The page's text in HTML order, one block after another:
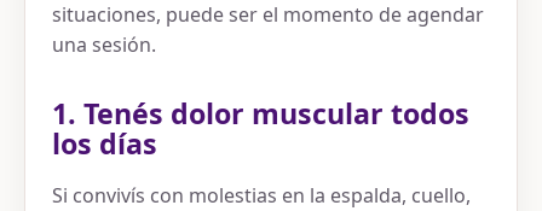
situaciones, puede ser el momento de agendar
una sesión.
1. Tenés dolor muscular todos
los días
Si convivís con molestias en la espalda, cuello,